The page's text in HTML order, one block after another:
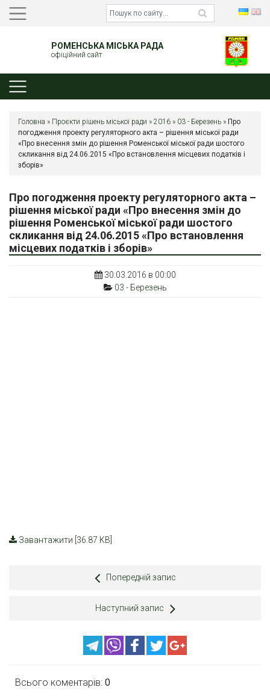
РОМЕНСЬКА МІСЬКА РАДА
офіційний сайт
Головна » Проєкти рішень міської ради » 2016 » 03 - Березень » Про
погодження проекту регуляторного акта – рішення міської ради
«Про внесення змін до рішення Роменської міської ради шостого
скликання від 24.06.2015 «Про встановлення місцевих податків і
зборів»
Про погодження проекту регуляторного акта –
рішення міської ради «Про внесення змін до
рішення Роменської міської ради шостого
скликання від 24.06.2015 «Про встановлення
місцевих податків і зборів»
30.03.2016 в 00:00
03 - Березень
Завантажити [36.87 KB]
Попередній запис
Наступний запис
Всього коментарів: 0